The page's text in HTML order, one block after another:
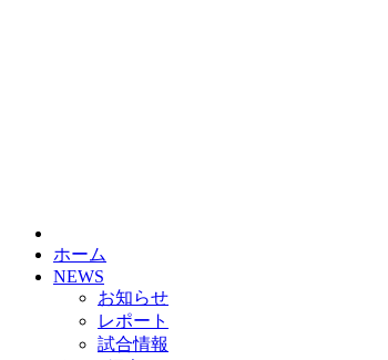
ホーム
NEWS
お知らせ
レポート
試合情報